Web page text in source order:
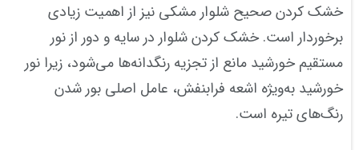
خشک کردن صحیح شلوار مشکی نیز از اهمیت زیادی
برخوردار است. خشک کردن شلوار در سایه و دور از نور
مستقیم خورشید مانع از تجزیه رنگدانه‌ها می‌شود، زیرا نور
خورشید به‌ویژه اشعه فرابنفش، عامل اصلی بور شدن
رنگ‌های تیره است.